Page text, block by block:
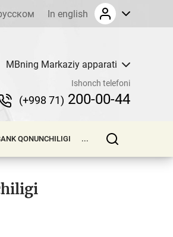
In english
MBning Markaziy apparati
Ishonch telefoni
(+998 71) 200-00-44
QONUNCHILIGI ...